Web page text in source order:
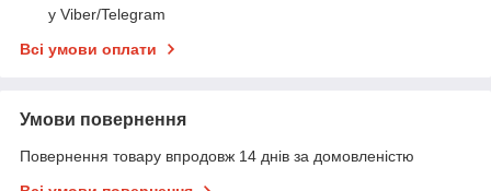
у Viber/Telegram
Всі умови оплати
Умови повернення
Повернення товару впродовж 14 днів за домовленістю